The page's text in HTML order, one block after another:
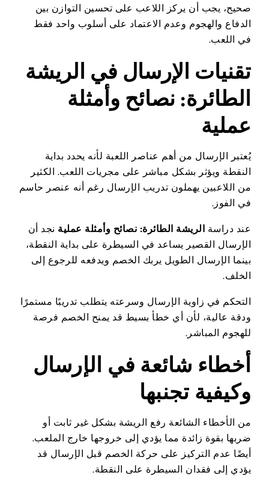
صحيح، يجب أن يركز اللاعب على تحسين التوازن بين
الدفاع والهجوم وعدم الاعتماد على أسلوب واحد فقط
في اللعب.
تقنيات الإرسال في الريشة
الطائرة: نصائح وأمثلة
عملية
يُعتبر الإرسال من أهم عناصر اللعبة لأنه يحدد بداية
النقطة ويؤثر بشكل مباشر على مجريات اللعب. الكثير
من اللاعبين يهملون تدريب الإرسال رغم أنه عنصر حاسم
في الفوز.
عند دراسة الريشة الطائرة: نصائح وأمثلة عملية نجد أن
الإرسال القصير يساعد في السيطرة على بداية النقطة،
بينما الإرسال الطويل يربك الخصم ويدفعه للرجوع إلى
الخلف.
التحكم في زاوية الإرسال وسرعته يتطلب تدريبًا مستمرًا
ودقة عالية، لأن أي خطأ بسيط قد يمنح الخصم فرصة
للهجوم المباشر.
أخطاء شائعة في الإرسال
وكيفية تجنبها
من الأخطاء الشائعة رفع الريشة بشكل غير ثابت أو
ضربها بقوة زائدة مما يؤدي إلى خروجها خارج الملعب.
أيضًا عدم التركيز على حركة الخصم قبل الإرسال قد
يؤدي إلى فقدان السيطرة على النقطة.